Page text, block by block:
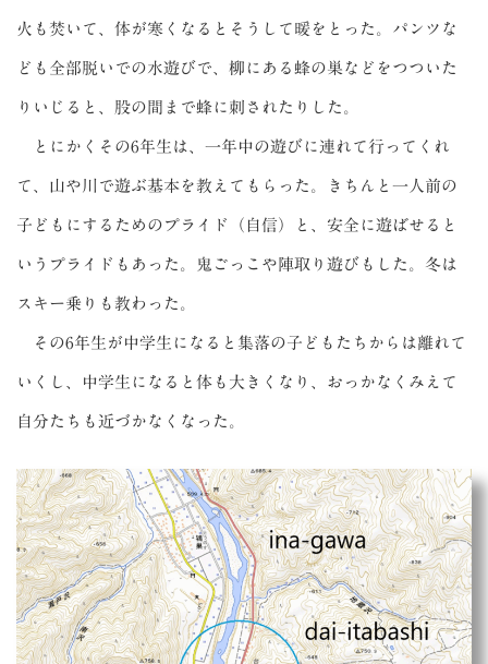
火も焚いて、体が寒くなるとそうして暖をとった。パンツな
ども全部脱いでの水遊びで、柳にある蜂の巣などをつついた
りいじると、股の間まで蜂に刺されたりした。
とにかくその6年生は、一年中の遊びに連れて行ってくれ
て、山や川で遊ぶ基本を教えてもらった。きちんと一人前の
子どもにするためのプライド（自信）と、安全に遊ばせると
いうプライドもあった。鬼ごっこや陣取り遊びもした。冬は
スキー乗りも教わった。
その6年生が中学生になると集落の子どもたちからは離れて
いくし、中学生になると体も大きくなり、おっかなくみえて
自分たちも近づかなくなった。